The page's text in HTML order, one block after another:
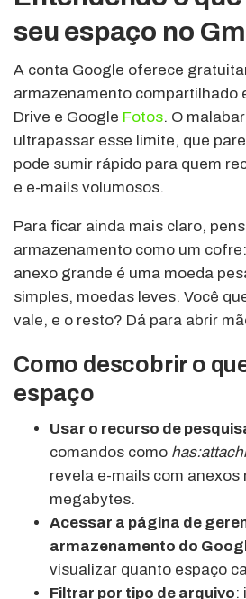
seu espaço no
A conta Google oferece
armazenamento compartilhado
Drive e Google Fotos. O
ultrapassar esse limite, que
pode sumir rápido para quem
e e-mails volumosos.
Para ficar ainda mais claro,
armazenamento como um
anexo grande é uma moeda
simples, moedas leves. Você
vale, e o resto? Dá para abrir
Como descobrir o
espaço
Usar o recurso de
comandos como
revela e-mails com anexos
megabytes.
Acessar a página de
armazenamento do
visualizar quanto espaço
Filtrar por tipo de arquivo: